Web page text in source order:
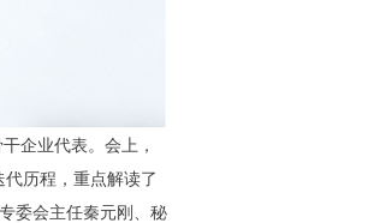
企业代表。会上，
历程，重点解读了
委会主任秦元刚、秘